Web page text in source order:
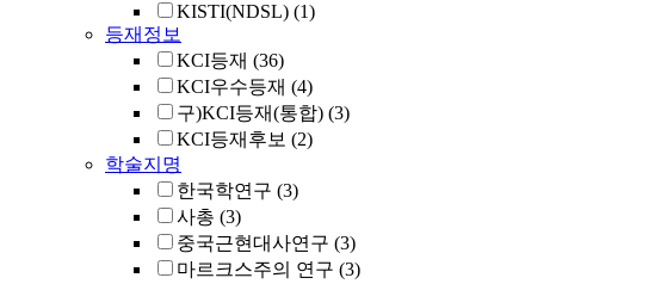
KISTI(NDSL) (1)
등재정보
KCI등재 (36)
KCI우수등재 (4)
구)KCI등재(통합) (3)
KCI등재후보 (2)
학술지명
한국학연구 (3)
사총 (3)
중국근현대사연구 (3)
마르크스주의 연구 (3)